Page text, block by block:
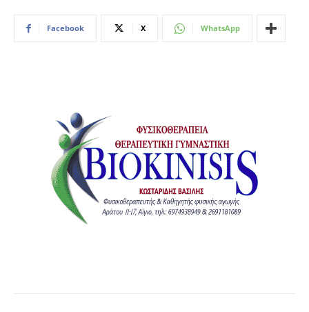
Facebook X WhatsApp